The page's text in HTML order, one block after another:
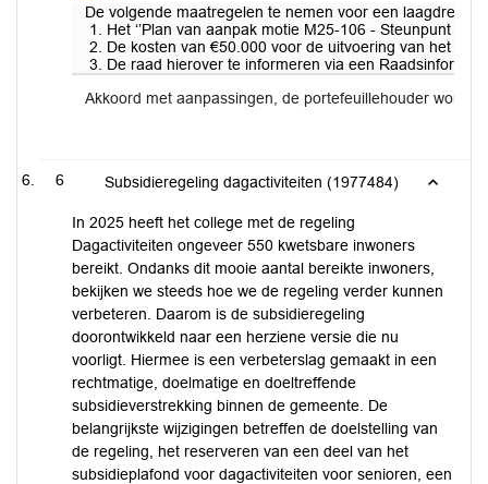
De volgende maatregelen te nemen voor een
1. Het ‘’Plan van aanpak motie M25-106 - Steunpunt
2. De kosten van €50.000 voor de uitvoering van het
3. De raad hierover te informeren via een
Akkoord met aanpassingen, de portefeuillehouder wordt
6 Subsidieregeling dagactiviteiten (1977484)
In 2025 heeft het college met de regeling
Dagactiviteiten ongeveer 550 kwetsbare inwoners
bereikt. Ondanks dit mooie aantal bereikte inwoners,
bekijken we steeds hoe we de regeling verder kunnen
verbeteren. Daarom is de subsidieregeling
doorontwikkeld naar een herziene versie die nu
voorligt. Hiermee is een verbeterslag gemaakt in een
rechtmatige, doelmatige en doeltreffende
subsidieverstrekking binnen de gemeente. De
belangrijkste wijzigingen betreffen de doelstelling van
de regeling, het reserveren van een deel van het
subsidieplafond voor dagactiviteiten voor senioren, een